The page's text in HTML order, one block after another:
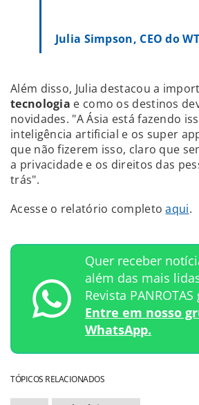
Julia Simpson, CEO do
Além disso, Julia destacou a
tecnologia e como os destinos
novidades. "A Ásia está fazendo
inteligência artificial e os super
que não fizerem isso, claro que
a privacidade e os direitos das
trás".
Acesse o relatório completoaqui.
Quer receber
além das mais
Revista
Entre em nosso
WhatsApp.
TÓPICOS RELACIONADOS